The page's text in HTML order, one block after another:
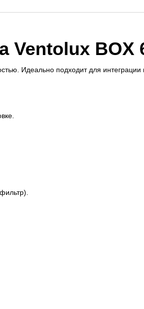
BOX
Идеально подходит для